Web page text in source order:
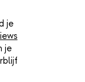
je
je